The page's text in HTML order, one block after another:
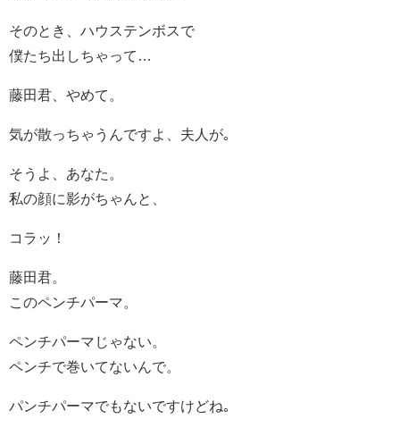
そのとき、ハウステンボスで
僕たち出しちゃって…
藤田君、やめて。
気が散っちゃうんですよ、夫人が｡
そうよ、あなた。
私の顔に影がちゃんと、
コラッ！
藤田君。
このペンチパーマ。
ペンチパーマじゃない。
ペンチで巻いてないんで。
パンチパーマでもないですけどね｡